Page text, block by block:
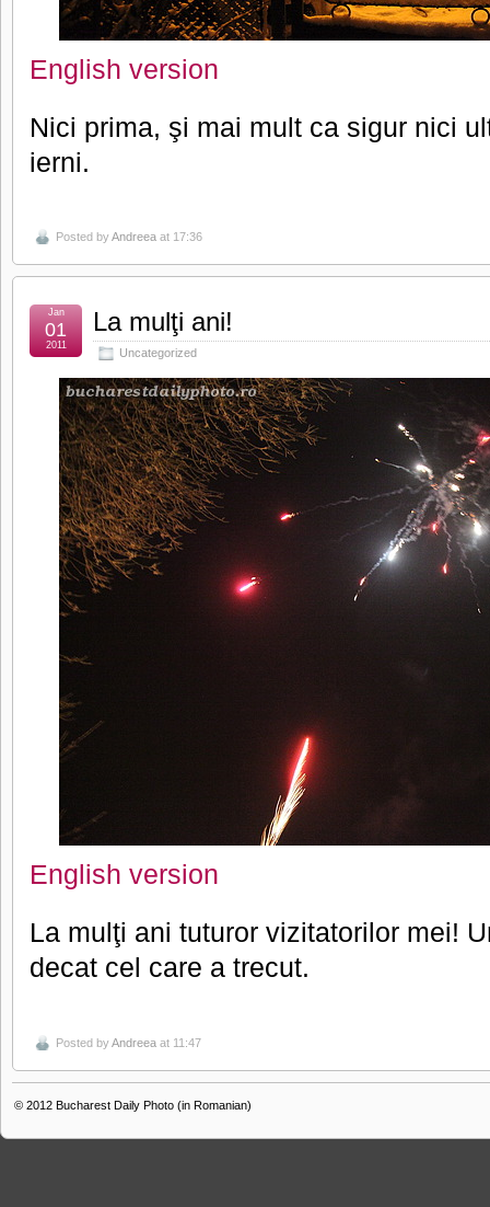
English version
Nici prima, şi mai mult ca sigur nici
ierni.
Posted byAndreea at 17:36
La mulţi ani!
Uncategorized
Jan
01
2011
English version
La mulţi ani tuturor vizitatorilor mei!
decat cel care a trecut.
Posted byAndreea at 11:47
© 2012 Bucharest Daily Photo (in Romanian)